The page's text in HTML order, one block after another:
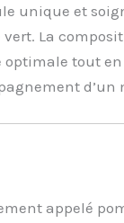
unique et
La
tout
d’un
appelé